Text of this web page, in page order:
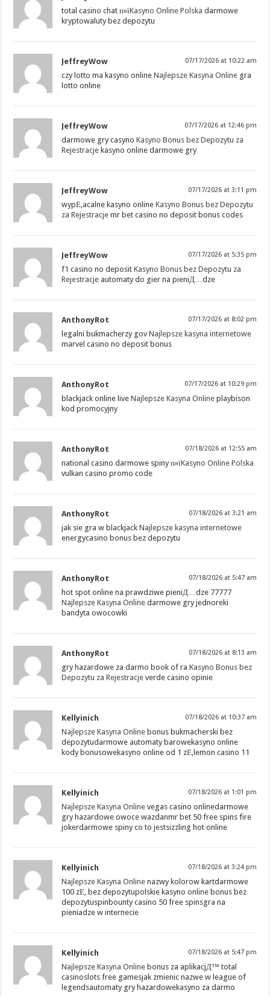
total casino chat п»їKasyno Online Polska darmowe
kryptowaluty bez depozytu
JeffreyWow 07/17/2026 at 10:22 am
czy lotto ma kasyno onlineNajlepsze Kasyna Online gra
lotto online
JeffreyWow 07/17/2026 at 12:46 pm
darmowe gry casynoKasyno Bonus bez Depozytu za
Rejestracje kasyno online darmowe gry
JeffreyWow 07/17/2026 at 3:11 pm
wypЕ‚acalne kasyno onlineKasyno Bonus bez Depozytu
za Rejestracje mr bet casino no deposit bonus codes
JeffreyWow 07/17/2026 at 5:35 pm
f1 casino no depositKasyno Bonus bez Depozytu za
Rejestracje automaty do gier na pieniД…dze
AnthonyRot 07/17/2026 at 8:02 pm
legalni bukmacherzy govNajlepsze kasyna internetowe
marvel casino no deposit bonus
AnthonyRot 07/17/2026 at 10:29 pm
blackjack online liveNajlepsze Kasyna Online playbison
kod promocyjny
AnthonyRot 07/18/2026 at 12:55 am
national casino darmowe spiny п»їKasyno Online Polska
vulkan casino promo code
AnthonyRot 07/18/2026 at 3:21 am
jak sie gra w blackjackNajlepsze kasyna internetowe
energycasino bonus bez depozytu
AnthonyRot 07/18/2026 at 5:47 am
hot spot online na prawdziwe pieniД…dze 77777
Najlepsze Kasyna Online darmowe gry jednoreki
bandyta owocowki
AnthonyRot 07/18/2026 at 8:13 am
gry hazardowe za darmo book of raKasyno Bonus bez
Depozytu za Rejestracje verde casino opinie
Kellyinich 07/18/2026 at 10:37 am
Najlepsze Kasyna Online bonus bukmacherski bez
depozytudarmowe automaty barowekasyno online
kody bonusowekasyno online od 1 zЕ‚lemon casino 11
Kellyinich 07/18/2026 at 1:01 pm
Najlepsze Kasyna Online vegas casino onlinedarmowe
gry hazardowe owoce wazdanmr bet 50 free spins fire
jokerdarmowe spiny co to jestsizzling hot online
Kellyinich 07/18/2026 at 3:24 pm
Najlepsze Kasyna Online nazwy kolorow kartdarmowe
100 zЕ‚ bez depozytupolskie kasyno online bonus bez
depozytuspinbounty casino 50 free spinsgra na
pieniadze w internecie
Kellyinich 07/18/2026 at 5:47 pm
Najlepsze Kasyna Online bonus za aplikacjД™ total
casinoslots free gamesjak zmienic nazwe w league of
legendsautomaty gry hazardowekasyno za darmo